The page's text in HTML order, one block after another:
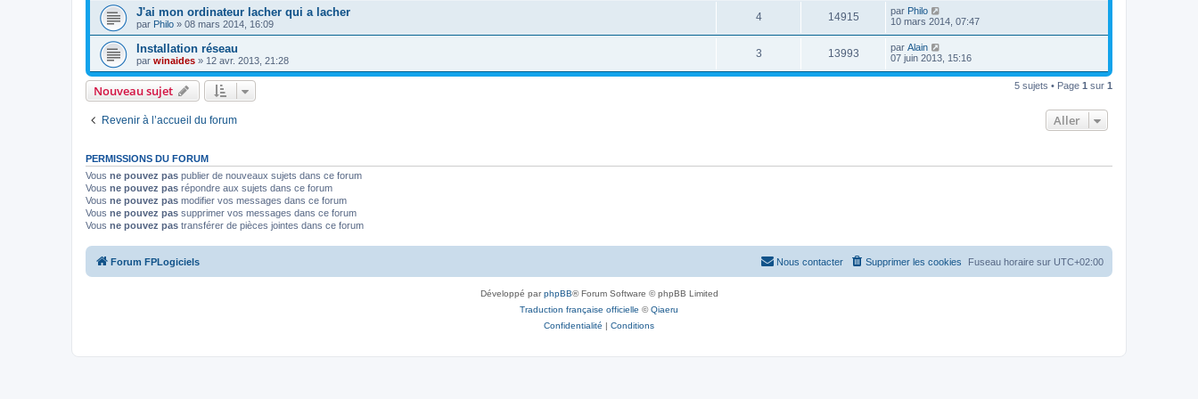
J'ai mon ordinateur lacher qui a lacher
par Philo » 08 mars 2014, 16:09
4 14915 par Philo
10 mars 2014, 07:47
Installation réseau
par winaides » 12 avr. 2013, 21:28
3 13993 par Alain
07 juin 2013, 15:16
Nouveau sujet 5 sujets • Page 1 sur 1
Revenir à l’accueil du forum Aller
PERMISSIONS DU FORUM
Vous ne pouvez pas publier de nouveaux sujets dans ce forum
Vous ne pouvez pas répondre aux sujets dans ce forum
Vous ne pouvez pas modifier vos messages dans ce forum
Vous ne pouvez pas supprimer vos messages dans ce forum
Vous ne pouvez pas transférer de pièces jointes dans ce forum
Forum FPLogiciels Fuseau horaire sur UTC+02:00
Supprimer les cookies
Nous contacter
Développé parphpBB® Forum Software © phpBB Limited
Traduction française officielle ©Qiaeru
Confidentialité | Conditions